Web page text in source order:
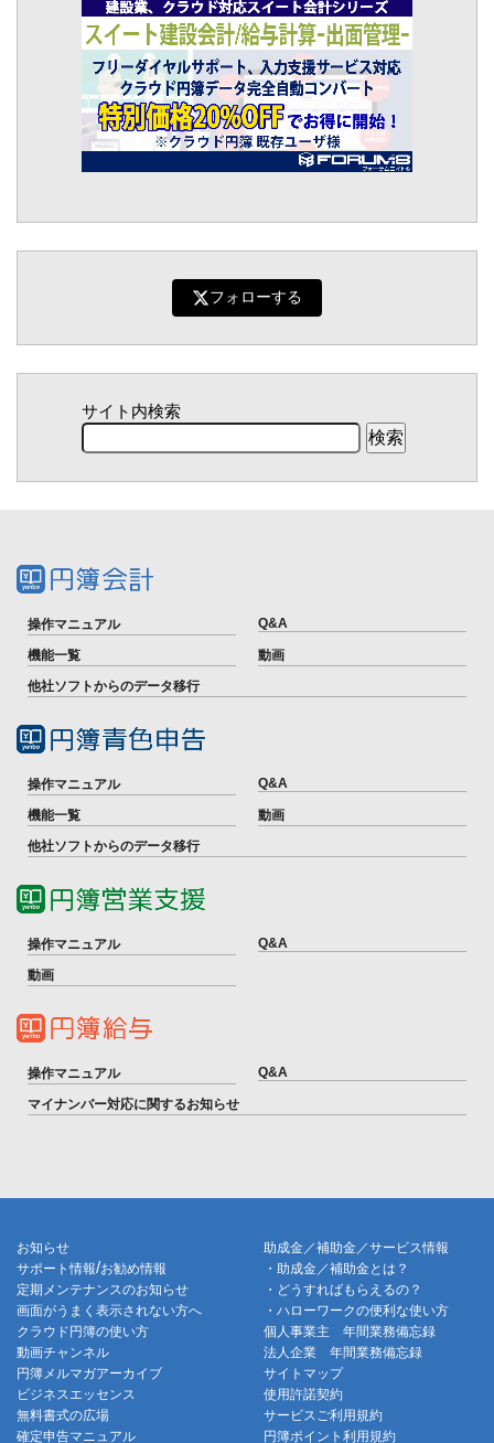
フォローする
サイト内検索
操作マニュアル Q&A
機能一覧
動画
他社ソフトからのデータ移行
操作マニュアル Q&A
機能一覧
動画
他社ソフトからのデータ移行
操作マニュアル Q&A
動画
操作マニュアル Q&A
マイナンバー対応に関するお知らせ
お知らせ
サポート情報/お勧め情報
定期メンテナンスのお知らせ
画面がうまく表示されない方へ
クラウド円簿の使い方
動画チャンネル
円簿メルマガアーカイブ
助成金／補助金／サービス情報
・助成金／補助金とは？
・どうすればもらえるの？
・ハローワークの便利な使い方
個人事業主 年間業務備忘録
法人企業 年間業務備忘録
サイトマップ
ビジネスエッセンス
無料書式の広場
確定申告マニュアル
使用許諾契約
サービスご利用規約
円簿ポイント利用規約